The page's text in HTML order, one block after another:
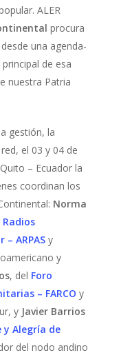
ALER
procura
una agenda-
de esa
nuestra Patria
gestión, la
el 03 y 04 de
– Ecuador la
coordinan los
Norma
ARPAS y
y
, del Foro
– FARCO y
y Javier Barrios
Alegría de
del nodo andino